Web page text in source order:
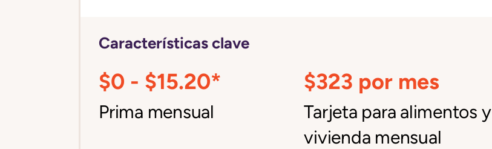
Características clave
$0 - $15.20*
Prima mensual
$323 por mes
Tarjeta para alimentos y
vivienda mensual